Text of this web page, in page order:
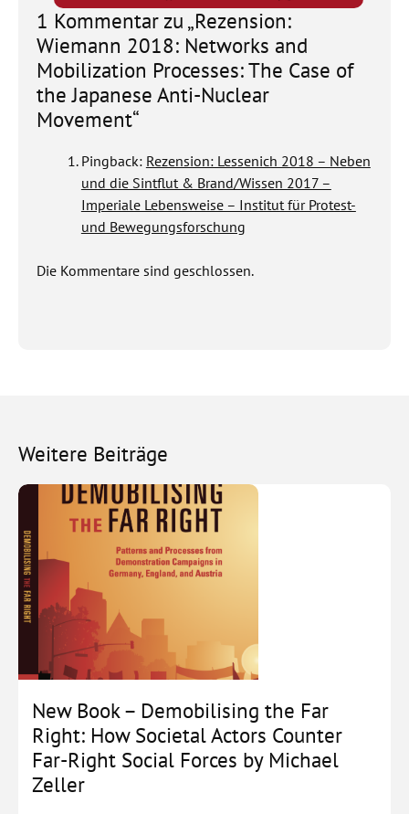
1 Kommentar zu „Rezension:
Wiemann 2018: Networks and
Mobilization Processes: The Case of
the Japanese Anti-Nuclear
Movement“
Pingback: Rezension: Lessenich 2018 – Neben
und die Sintflut & Brand/Wissen 2017 –
Imperiale Lebensweise – Institut für Protest-
und Bewegungsforschung
Die Kommentare sind geschlossen.
Weitere Beiträge
New Book – Demobilising the Far
Right: How Societal Actors Counter
Far-Right Social Forces by Michael
Zeller